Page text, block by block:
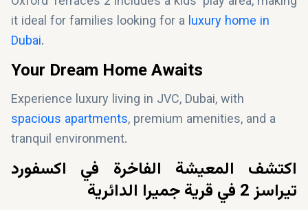
it ideal for families looking for a luxury home in
Dubai.
Your Dream Home Awaits
Experience luxury living in JVC, Dubai, with
spacious apartments, premium amenities, and a
tranquil environment.
اكتشف المعيشة الفاخرة في اكسفورد
تيراسز 2 في قرية جميرا الدائرية